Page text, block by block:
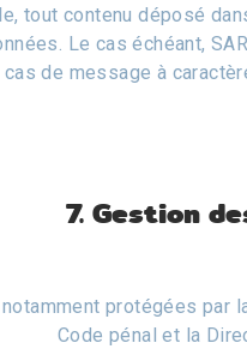
tout contenu déposé
Le cas échéant,
de message à
7. Gestion
protégées par
Code pénal et la